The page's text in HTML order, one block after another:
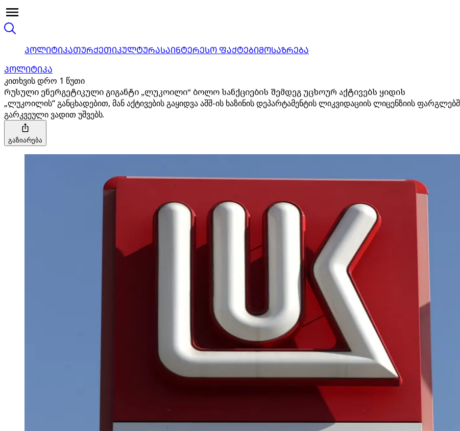
ᲞᲝᲚᲘᲢᲘᲙᲐᲗᲣᲠᲥᲔᲗᲘᲙᲣᲚᲢᲣᲠᲐᲡᲐᲘᲜᲢᲔᲠᲔᲡᲝ ᲤᲐᲥᲢᲔᲑᲘᲛᲝᲡᲐᲖᲠᲔᲑᲐ
ᲞᲝᲚᲘᲢᲘᲙᲐ
კითხვის დრო 1 წუთი
რუსული ენერგეტიკული გიგანტი „ლუკოილი“ ბოლო სანქციების შემდეგ უცხოურ აქტივებს ყიდის
„ლუკოილის“ განცხადებით, მან აქტივების გაყიდვა აშშ-ის ხაზინის დეპარტამენტის ლიკვიდაციის ლიცენზიის
გარკვეული ვადით უშვებს.
გაზიარება